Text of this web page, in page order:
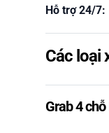
Hỗ trợ 24/7:
Các loại
Grab 4